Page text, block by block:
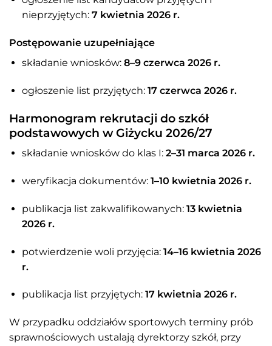
nieprzyjętych: 7 kwietnia 2026 r.
Postępowanie uzupełniające
składanie wniosków: 8–9 czerwca 2026 r.
ogłoszenie list przyjętych: 17 czerwca 2026 r.
Harmonogram rekrutacji do szkół
podstawowych w Giżycku 2026/27
składanie wniosków do klas I: 2–31 marca 2026 r.
weryfikacja dokumentów: 1–10 kwietnia 2026 r.
publikacja list zakwalifikowanych: 13 kwietnia
2026 r.
potwierdzenie woli przyjęcia: 14–16 kwietnia 2026
r.
publikacja list przyjętych: 17 kwietnia 2026 r.
W przypadku oddziałów sportowych terminy prób
sprawnościowych ustalają dyrektorzy szkół, przy